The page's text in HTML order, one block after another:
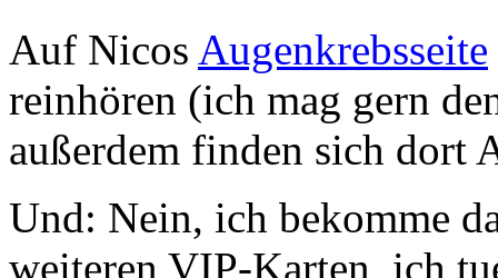
Auf Nicos Augenkrebsseite
reinhören (ich mag gern
außerdem finden sich dort
Und: Nein, ich bekomme
weiteren VIP-Karten, ich